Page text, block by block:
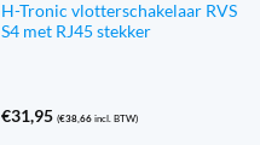
H-Tronic vlotterschakelaar RVS
S4 met RJ45 stekker
€31,95 (€38,66incl. BTW)